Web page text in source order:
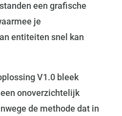
een grafische
je
entiteiten snel kan
V1.0 bleek
onoverzichtelijk
de methode dat in